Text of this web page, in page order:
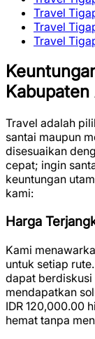
Travel
Travel
Travel
Travel adalah
santai maupun
disesuaikan
cepat; ingin
keuntungan
kami:
Harga
Kami
untuk setiap
dapat berdiskusi
mendapatkan
IDR 120,000.00
hemat tanpa